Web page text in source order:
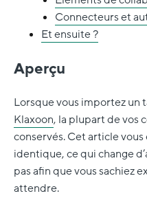
Connecteurs et
Et ensuite ?
Aperçu
Lorsque vous importez un
Klaxoon, la plupart de vos
conservés. Cet article
identique, ce qui change
pas afin que vous sachiez
attendre.